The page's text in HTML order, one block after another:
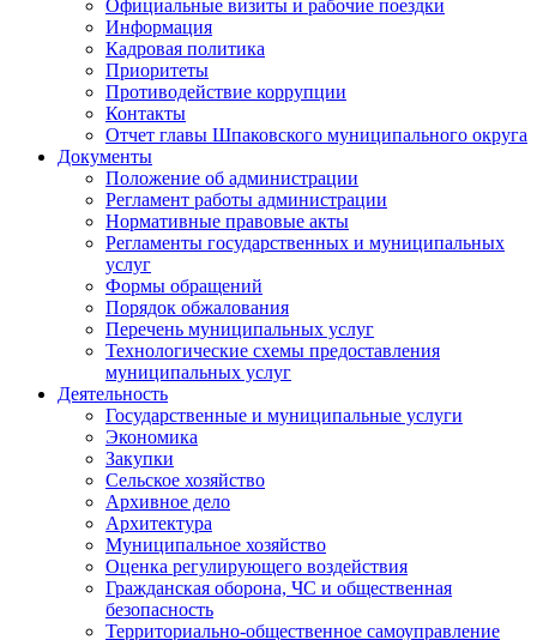
Официальные визиты и рабочие поездки
Информация
Кадровая политика
Приоритеты
Противодействие коррупции
Контакты
Отчет главы Шпаковского муниципального округа
Документы
Положение об администрации
Регламент работы администрации
Нормативные правовые акты
Регламенты государственных и муниципальных
услуг
Формы обращений
Порядок обжалования
Перечень муниципальных услуг
Технологические схемы предоставления
муниципальных услуг
Деятельность
Государственные и муниципальные услуги
Экономика
Закупки
Сельское хозяйство
Архивное дело
Архитектура
Муниципальное хозяйство
Оценка регулирующего воздействия
Гражданская оборона, ЧС и общественная
безопасность
Территориально-общественное самоуправление